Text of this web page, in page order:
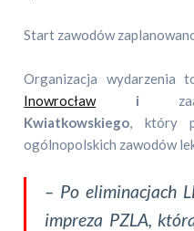
Start zawodów
Organizacja wydarzenia
Inowrocławi
Kwiatkowskiego, który
ogólnopolskich zawodów
– Po eliminacjach
impreza PZLA,